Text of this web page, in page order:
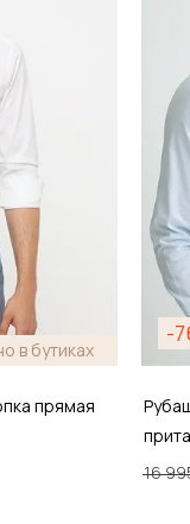
в бутиках
прямая
-
16